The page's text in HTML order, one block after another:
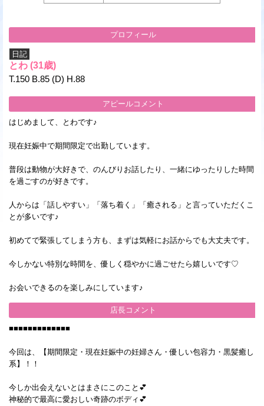
プロフィール
日記
とわ (31歳)
T.150 B.85 (D) H.88
アピールコメント
はじめまして、とわです♪
現在妊娠中で期間限定で出勤しています。
普段は動物が大好きで、のんびりお話したり、一緒にゆったりした時間
を過ごすのが好きです。
人からは「話しやすい」「落ち着く」「癒される」と言っていただくこ
とが多いです♪
初めてで緊張してしまう方も、まずは気軽にお話からでも大丈夫です。
今しかない特別な時間を、優しく穏やかに過ごせたら嬉しいです♡
お会いできるのを楽しみにしています♪
店長コメント
■■■■■■■■■■■■■
今回は、【期間限定・現在妊娠中の妊婦さん・優しい包容力・黒髪癒し
系】！！
今しか出会えないとはまさにこのこと💕
神秘的で最高に愛おしい奇跡のボディ💕